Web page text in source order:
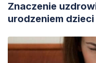
Znaczenie
urodzeniem dzieci